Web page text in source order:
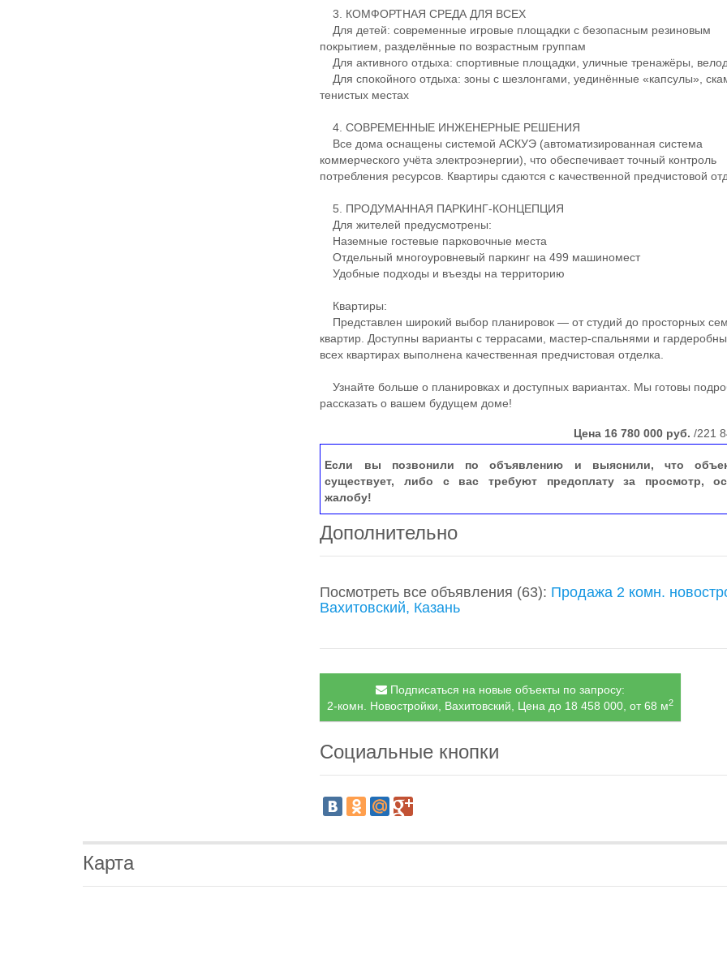
3. КОМФОРТНАЯ СРЕДА ДЛЯ ВСЕХ
Для детей: современные игровые площадки с безопасным резиновым
покрытием, разделённые по возрастным группам
Для активного отдыха: спортивные площадки, уличные тренажёры,
Для спокойного отдыха: зоны с шезлонгами, уединённые «капсулы»,
тенистых местах
4. СОВРЕМЕННЫЕ ИНЖЕНЕРНЫЕ РЕШЕНИЯ
Все дома оснащены системой АСКУЭ (автоматизированная система
коммерческого учёта электроэнергии), что обеспечивает точный контроль
потребления ресурсов. Квартиры сдаются с качественной предчистовой
5. ПРОДУМАННАЯ ПАРКИНГ-КОНЦЕПЦИЯ
Для жителей предусмотрены:
Наземные гостевые парковочные места
Отдельный многоуровневый паркинг на 499 машиномест
Удобные подходы и въезды на территорию
Квартиры:
Представлен широкий выбор планировок — от студий до просторных
квартир. Доступны варианты с террасами, мастер-спальнями и
всех квартирах выполнена качественная предчистовая отделка.
Узнайте больше о планировках и доступных вариантах. Мы готовы
рассказать о вашем будущем доме!
Цена 16 780 000 руб. /221
Если вы позвонили по объявлению и выяснили, что
существует, либо с вас требуют предоплату за просмотр,
жалобу!
Дополнительно
Посмотреть все объявления (63): Продажа 2 комн.
Вахитовский, Казань
Подписаться на новые объекты по запросу:
2-комн. Новостройки, Вахитовский, Цена до 18 458 000, от 68 м2
Социальные кнопки
Карта